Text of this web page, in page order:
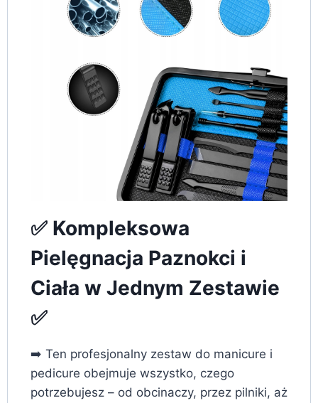
✅ Kompleksowa
Pielęgnacja Paznokci i
Ciała w Jednym Zestawie
✅
➡️ Ten profesjonalny zestaw do manicure i
pedicure obejmuje wszystko, czego
potrzebujesz – od obcinaczy, przez pilniki, aż